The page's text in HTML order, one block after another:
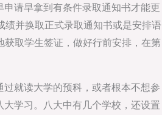
请早拿到有条件录取通知书才能更
绩并换取正式录取通知书或是安排语
取学生签证，做好行前安排，在第
就读大学的预科，或者根本不想参
学习。八大中有几个学校，还设置